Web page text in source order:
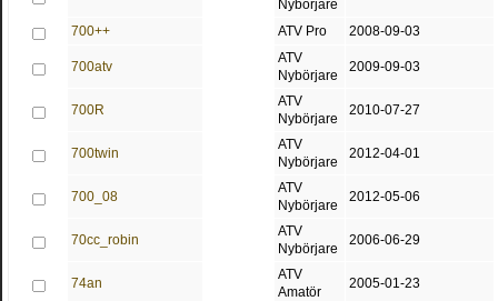
Nybörjare
700++ ATV Pro 2008-09-03
700atv
ATV
Nybörjare
2009-09-03
700R
ATV
Nybörjare
2010-07-27
700twin
ATV
Nybörjare
2012-04-01
700_08
ATV
Nybörjare
2012-05-06
70cc_robin
ATV
Nybörjare
2006-06-29
74an
ATV
Amatör
2005-01-23